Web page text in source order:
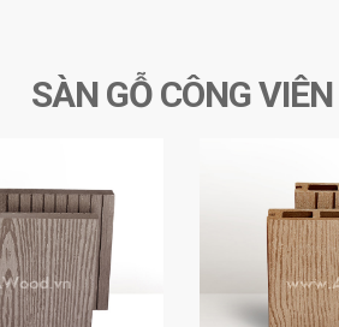
SÀN GỖ CÔNG VIÊN